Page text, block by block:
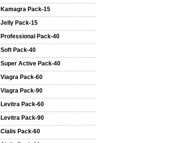
Kamagra Pack-15
Jelly Pack-15
Professional Pack-40
Soft Pack-40
Super Active Pack-40
Viagra Pack-60
Viagra Pack-90
Levitra Pack-60
Levitra Pack-90
Cialis Pack-60